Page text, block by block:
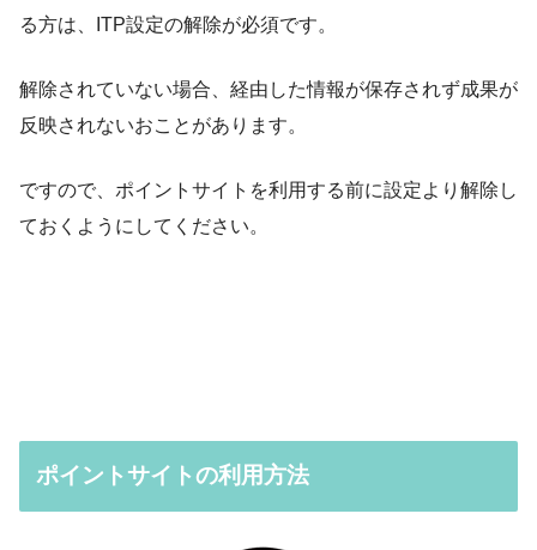
る方は、ITP設定の解除が必須です。
解除されていない場合、経由した情報が保存されず成果が
反映されないおことがあります。
ですので、ポイントサイトを利用する前に設定より解除し
ておくようにしてください。
ポイントサイトの利用方法